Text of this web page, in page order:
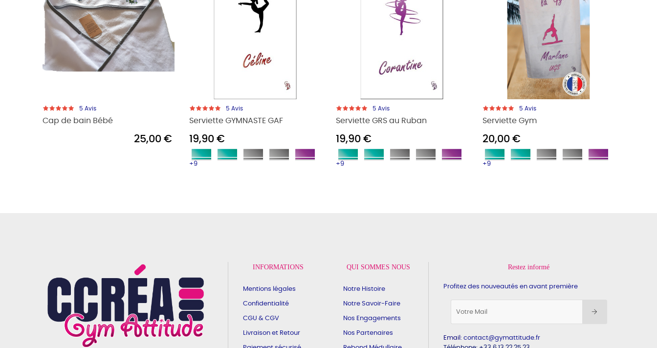
5 Avis
Cap de bain Bébé
25,00 €
5 Avis
Serviette GYMNASTE GAF
19,90 €
+9
5 Avis
Serviette GRS au Ruban
19,90 €
+9
5 Avis
Serviette Gym
20,00 €
+9
INFORMATIONS
Mentions légales
Confidentialité
CGU & CGV
Livraison et Retour
QUI SOMMES NOUS
Notre Histoire
Notre Savoir-Faire
Nos Engagements
Nos Partenaires
Restez informé
Profitez des nouveautés en avant première
Email : contact@gymattitude.fr